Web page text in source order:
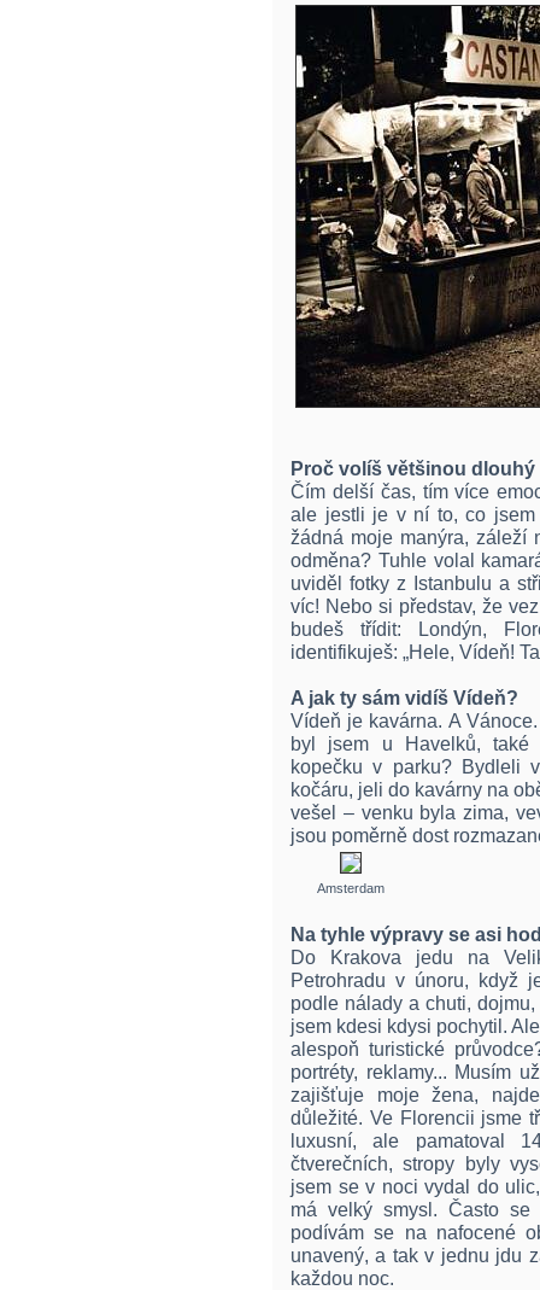
Proč volíš většinou dlouhý
Čím delší čas, tím více
ale jestli je v ní to, co jsem
žádná moje manýra, záleží
odměna? Tuhle volal
uviděl fotky z Istanbulu a
víc! Nebo si představ, že
budeš třídit: Londýn,
identifikuješ: „Hele, Vídeň!
A jak ty sám vidíš Vídeň?
Vídeň je kavárna. A
byl jsem u Havelků, také
kopečku v parku? Bydleli
kočáru, jeli do kavárny na
vešel – venku byla zima,
jsou poměrně dost
Amsterdam
Na tyhle výpravy se asi
Do Krakova jedu na
Petrohradu v únoru, když
podle nálady a chuti,
jsem kdesi kdysi pochytil.
alespoň turistické
portréty, reklamy... Musím
zajišťuje moje žena,
důležité. Ve Florencii jsme
luxusní, ale pamatoval
čtverečních, stropy byly
jsem se v noci vydal do
má velký smysl. Často
podívám se na nafocené
unavený, a tak v jednu jdu
každou noc.